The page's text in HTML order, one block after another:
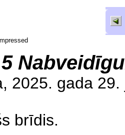
2025. gada
brīdis.